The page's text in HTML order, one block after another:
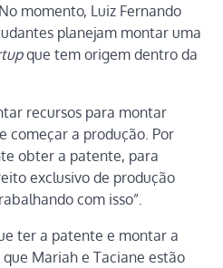
momento, Luiz Fernando
planejam montar uma
que tem origem dentro da
recursos para montar
começar a produção. Por
obter a patente, para
exclusivo de produção
com isso”.
ter a patente e montar a
Mariah e Taciane estão